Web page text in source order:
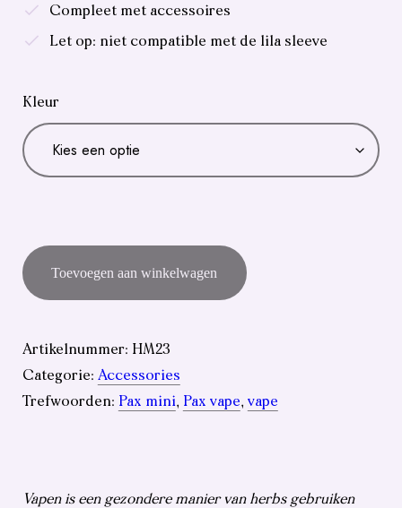
Compleet met accessoires
Let op: niet compatible met de lila sleeve
Kleur
PAX
Mini
Vaporizer
Toevoegen aan winkelwagen
Artikelnummer: HM23
Categorie: Accessories
Trefwoorden: Pax mini, Pax vape, vape
Vapen is een gezondere manier van herbs gebruiken